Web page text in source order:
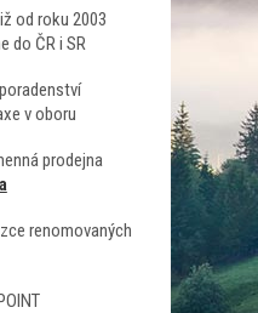
od roku 2003
do ČR i SR
v oboru
prodejna
renomovaných